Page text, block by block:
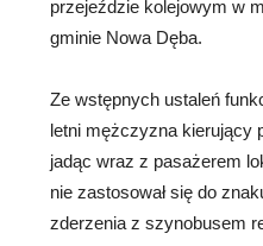
przejeździe kolejowym w
gminie Nowa Dęba.
Ze wstępnych ustaleń
letni mężczyzna kierujący
jadąc wraz z pasażerem
nie zastosował się do
zderzenia z szynobusem